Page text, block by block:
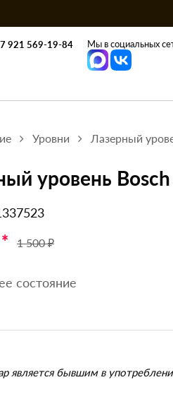
921 569-19-84 Мы в социальных
Уровни Лазерный
уровень
1 500 ₽
состояние
является бывшим в